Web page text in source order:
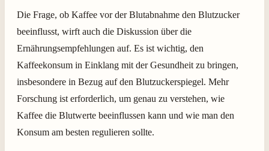
Die Frage, ob Kaffee vor der Blutabnahme den Blutzucker
beeinflusst, wirft auch die Diskussion über die
Ernährungsempfehlungen auf. Es ist wichtig, den
Kaffeekonsum in Einklang mit der Gesundheit zu bringen,
insbesondere in Bezug auf den Blutzuckerspiegel. Mehr
Forschung ist erforderlich, um genau zu verstehen, wie
Kaffee die Blutwerte beeinflussen kann und wie man den
Konsum am besten regulieren sollte.